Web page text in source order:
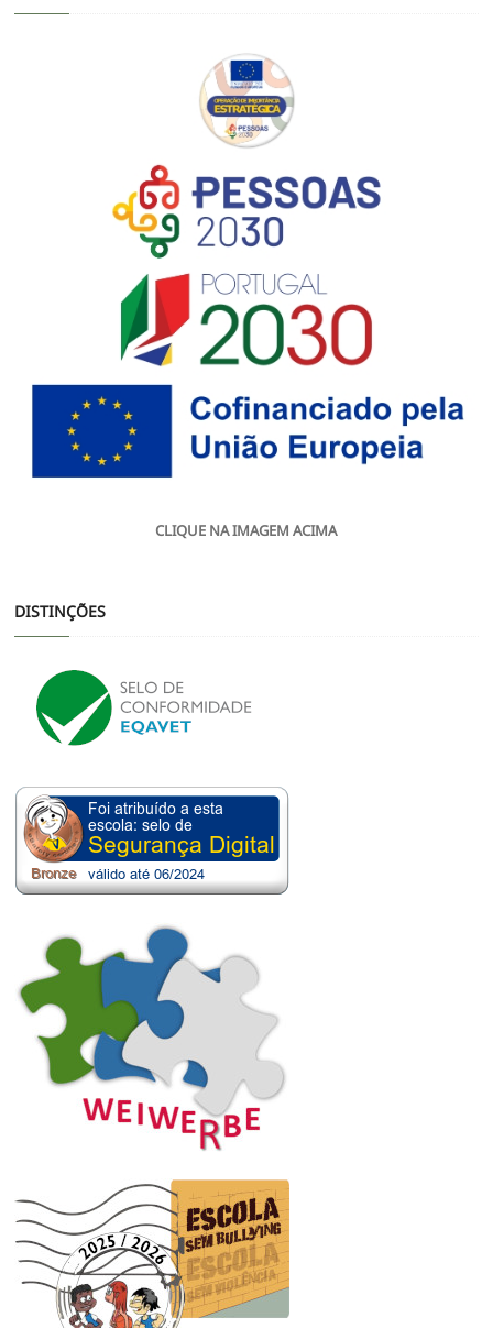
CLIQUE NA IMAGEM ACIMA
DISTINÇÕES